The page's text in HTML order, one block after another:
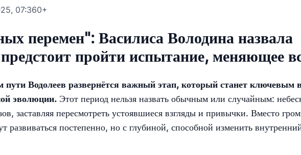
07:360+
перемен": Василиса Володина назвала
пройти испытание, меняющее
пути Водолеев развернётся важный этап, который станет ключевым
эволюции. Этот период нельзя назвать обычным или случайным:
заставляя пересмотреть устоявшиеся взгляды и привычки. Вместо
развиваться постепенно, но с глубиной, способной изменить